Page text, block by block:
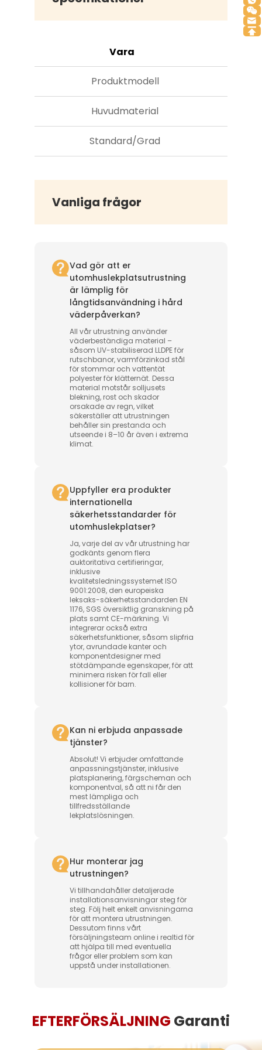
Vara
Produktmodell
Huvudmaterial
Standard/Grad
Vanliga frågor
Vad gör att er
utomhuslekplatsutrustning
är lämplig för
långtidsanvändning i hård
väderpåverkan?
All vår utrustning använder
väderbeständiga material –
såsom UV-stabiliserad LLDPE för
rutschbanor, varmförzinkad stål
för stommar och vattentät
polyester för klätternät. Dessa
material motstår solljusets
blekning, rost och skador
orsakade av regn, vilket
säkerställer att utrustningen
behåller sin prestanda och
utseende i 8–10 år även i extrema
klimat.
Uppfyller era produkter
internationella
säkerhetsstandarder för
utomhuslekplatser?
Ja, varje del av vår utrustning har
godkänts genom flera
auktoritativa certifieringar,
inklusive
kvalitetsledningssystemet ISO
9001:2008, den europeiska
leksaks-säkerhetsstandarden EN
1176, SGS översiktlig granskning på
plats samt CE-märkning. Vi
integrerar också extra
säkerhetsfunktioner, såsom slipfria
ytor, avrundade kanter och
komponentdesigner med
stötdämpande egenskaper, för att
minimera risken för fall eller
kollisioner för barn.
Kan ni erbjuda anpassade
tjänster?
Absolut! Vi erbjuder omfattande
anpassningstjänster, inklusive
platsplanering, färgscheman och
komponentval, så att ni får den
mest lämpliga och
tillfredsställande
lekplatslösningen.
Hur monterar jag
utrustningen?
Vi tillhandahåller detaljerade
installationsanvisningar steg för
steg. Följ helt enkelt anvisningarna
för att montera utrustningen.
Dessutom finns vårt
försäljningsteam online i realtid för
att hjälpa till med eventuella
frågor eller problem som kan
uppstå under installationen.
EFTERFÖRSÄLJNING Garanti